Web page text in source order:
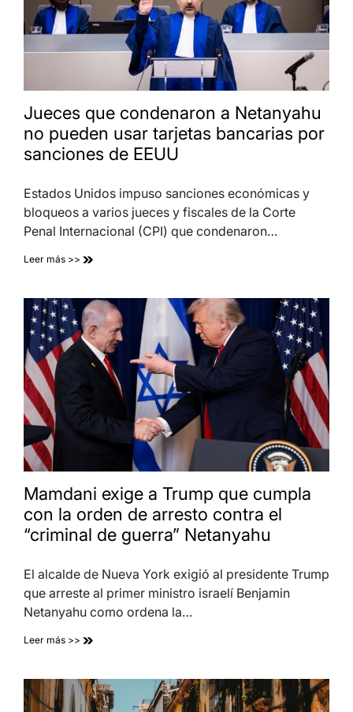
Jueces que condenaron a Netanyahu
no pueden usar tarjetas bancarias por
sanciones de EEUU
Estados Unidos impuso sanciones económicas y
bloqueos a varios jueces y fiscales de la Corte
Penal Internacional (CPI) que condenaron…
Leer más >>
Mamdani exige a Trump que cumpla
con la orden de arresto contra el
“criminal de guerra” Netanyahu
El alcalde de Nueva York exigió al presidente Trump
que arreste al primer ministro israelí Benjamin
Netanyahu como ordena la…
Leer más >>